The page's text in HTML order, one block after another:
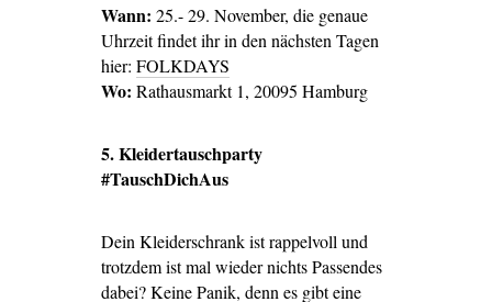
Wann: 25.- 29. November, die genaue
Uhrzeit findet ihr in den nächsten Tagen
hier: FOLKDAYS
Wo: Rathausmarkt 1, 20095 Hamburg
5. Kleidertauschparty
#TauschDichAus
Dein Kleiderschrank ist rappelvoll und
trotzdem ist mal wieder nichts Passendes
dabei? Keine Panik, denn es gibt eine